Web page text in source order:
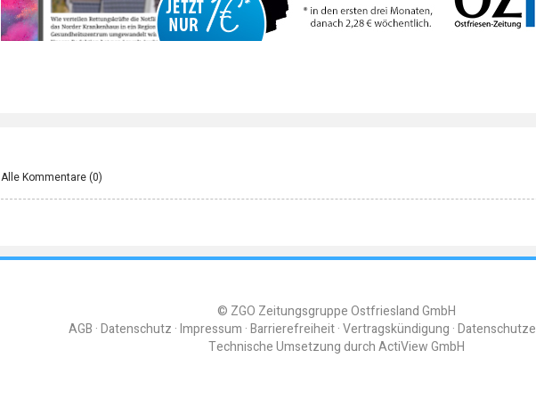
Alle Kommentare (0)
© ZGO Zeitungsgruppe Ostfriesland GmbH
AGB Datenschutz Impressum Barrierefreiheit Vertragskündigung
Technische Umsetzung durchActiView GmbH